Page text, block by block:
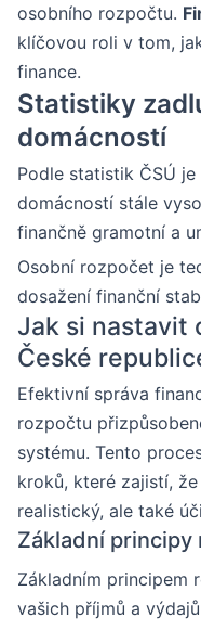
osobního rozpočtu.
klíčovou roli v tom,
finance.
Statistiky
domácností
Podle statistik ČSÚ
domácností stále
finančně gramotní a
Osobní rozpočet je
dosažení finanční
Jak si nastavit
České
Efektivní správa
rozpočtu
systému. Tento
kroků, které zajistí,
realistický, ale také
Základní principy
Základním principem
vašich příjmů a